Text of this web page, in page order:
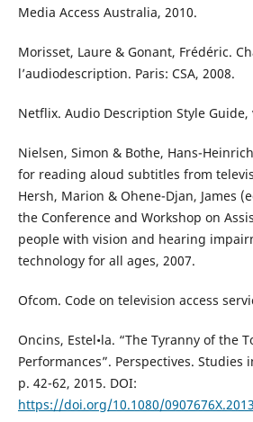
Media Access Australia, 2010.
Morisset, Laure & Gonant, Frédéric.
l’audiodescription. Paris: CSA, 2008.
Netflix. Audio Description Style Guide,
Nielsen, Simon & Bothe, Hans-
for reading aloud subtitles from
Hersh, Marion & Ohene-Djan, James
the Conference and Workshop on
people with vision and hearing
technology for all ages, 2007.
Ofcom. Code on television access
Oncins, Estel•la. “The Tyranny of the
Performances”. Perspectives. Studies
p. 42-62, 2015. DOI:
https://doi.org/10.1080/